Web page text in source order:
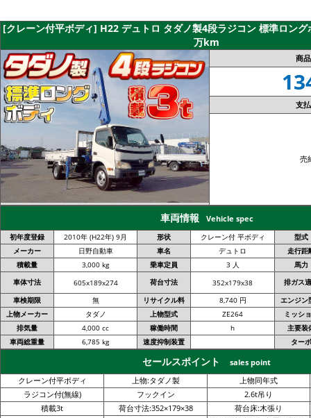
[クレーン付平ボディ] H22 デュトロ タダノ製4段ラジコン 標準ロン
万km
商
支
売
車両情報 Vehicle spec
初年度登録 2010年 (H22年) 9月 形状 クレーン付 平ボディ
型式
メーカー
日野自動車 車名 デュトロ
走行距
積載量
3,000 kg 乗車定員 3 人
馬力
車体寸法
605x189x274 荷台寸法 352x179x38
排ガス
車検期限
無 リサイクル料 8,740 円
エンジン
上物メーカー
タダノ 上物型式 ZE264
ミッシ
排気量
4,000 cc 稼働時間 h
主要装
車両総重量
6,785 kg 速度抑制装置 ターボ
セールスポイント
sales point
クレーン付平ボディ
上物:タダノ製
上物同年式
ラジコン付(無線)
フックイン
2.6t吊り
積載3t
荷台寸法:352×179×38
荷台床:木張り